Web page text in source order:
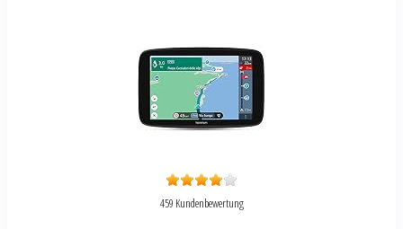
459 Kundenbewertung